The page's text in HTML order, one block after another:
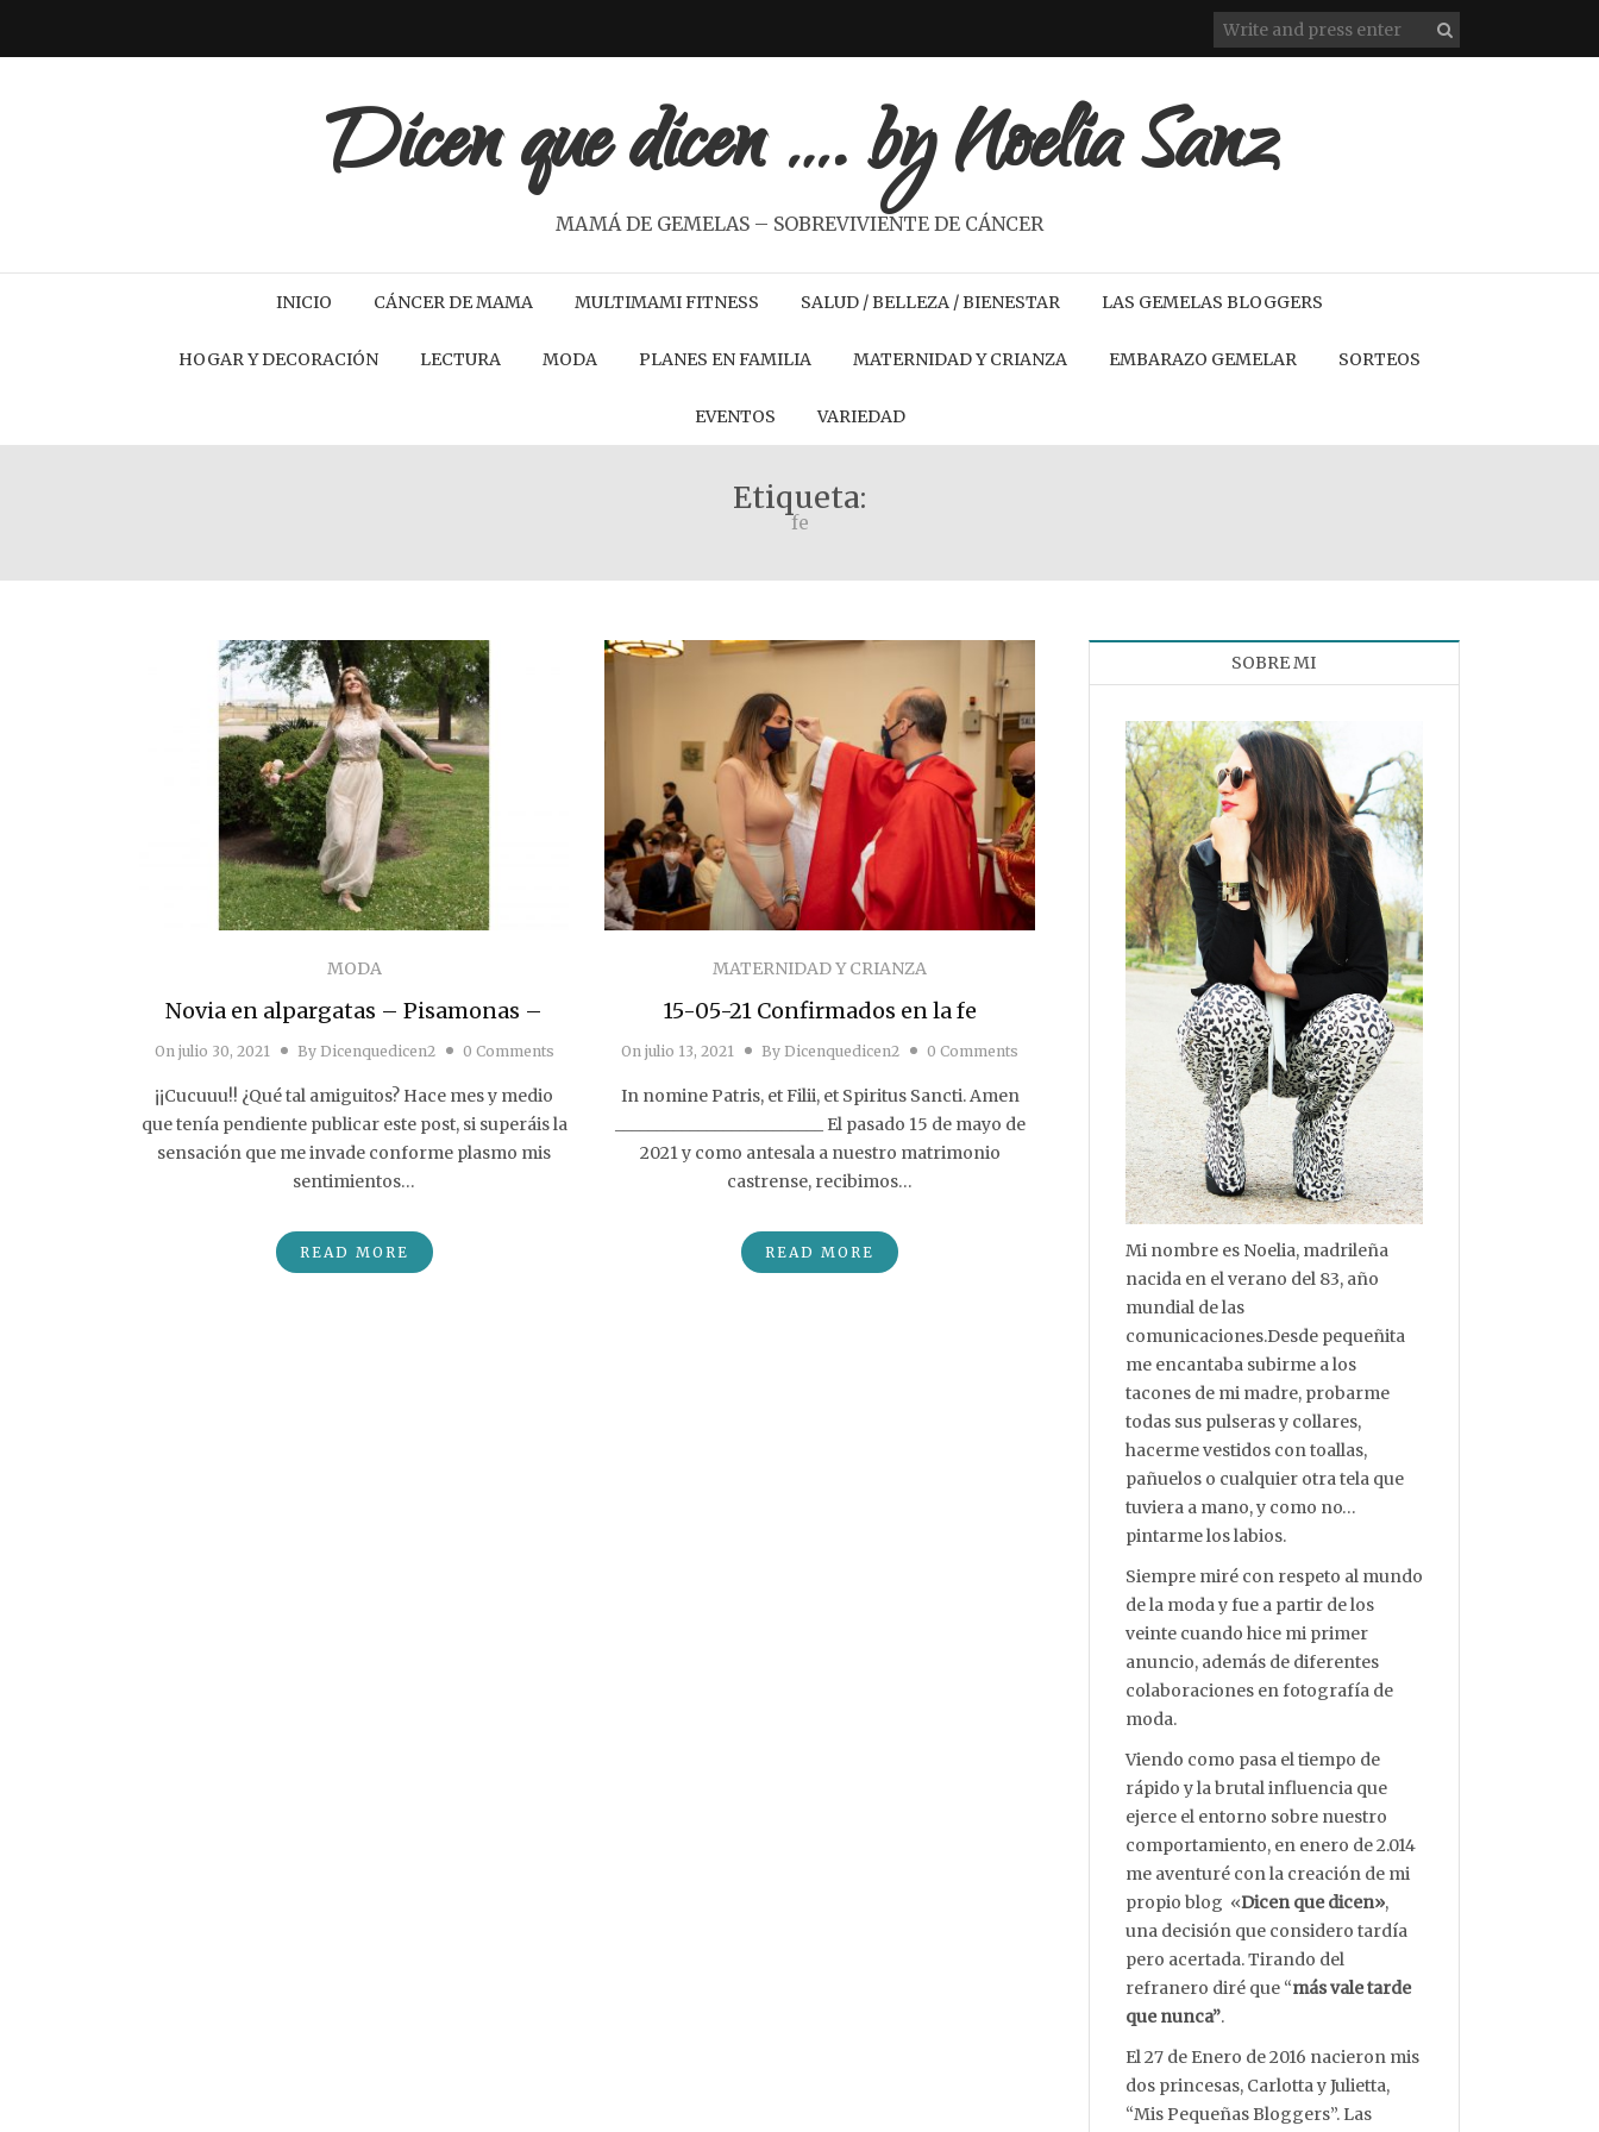
Dicen que dicen …. by Noelia Sanz
MAMÁ DE GEMELAS – SOBREVIVIENTE DE CÁNCER
INICIO CÁNCER DE MAMA MULTIMAMI FITNESS SALUD / BELLEZA / BIENESTAR LAS GEMELAS BLOGGERS
HOGAR Y DECORACIÓN LECTURA MODA PLANES EN FAMILIA MATERNIDAD Y CRIANZA EMBARAZO GEMELAR SORTEOS
EVENTOS VARIEDAD
Etiqueta:
fe
MODA
Novia en alpargatas – Pisamonas –
On julio 30, 2021 By Dicenquedicen2 0 Comments
¡¡Cucuuu!! ¿Qué tal amiguitos? Hace mes y medio
que tenía pendiente publicar este post, si superáis la
sensación que me invade conforme plasmo mis
sentimientos…
READ MORE
MATERNIDAD Y CRIANZA
15-05-21 Confirmados en la fe
On julio 13, 2021 By Dicenquedicen2 0 Comments
In nomine Patris, et Filii, et Spiritus Sancti. Amen
_________________________ El pasado 15 de mayo de
2021 y como antesala a nuestro matrimonio
castrense, recibimos…
READ MORE
SOBRE MI
Mi nombre es Noelia, madrileña
nacida en el verano del 83, año
mundial de las
comunicaciones.Desde pequeñita
me encantaba subirme a los
tacones de mi madre, probarme
todas sus pulseras y collares,
hacerme vestidos con toallas,
pañuelos o cualquier otra tela que
tuviera a mano, y como no…
pintarme los labios.
Siempre miré con respeto al mundo
de la moda y fue a partir de los
veinte cuando hice mi primer
anuncio, además de diferentes
colaboraciones en fotografía de
moda.
Viendo como pasa el tiempo de
rápido y la brutal influencia que
ejerce el entorno sobre nuestro
comportamiento, en enero de 2.014
me aventuré con la creación de mi
propio blog «Dicen que dicen»,
una decisión que considero tardía
pero acertada. Tirando del
refranero diré que “más vale tarde
que nunca”.
El 27 de Enero de 2016 nacieron mis
dos princesas, Carlotta y Julietta,
“Mis Pequeñas Bloggers”. Las